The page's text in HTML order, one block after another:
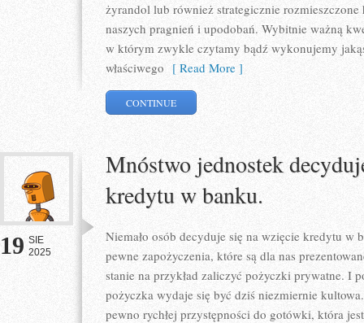
żyrandol lub również strategicznie
naszych pragnień i upodobań. Wybitnie ważną
w którym zwykle czytamy bądź wykonujemy
właściwego [ Read More ]
CONTINUE
19 SIE
2025
Mnóstwo jednostek
kredytu w banku.
Niemało osób decyduje się na wzięcie kredytu w
pewne zapożyczenia, które są dla nas
stanie na przykład zaliczyć pożyczki prywatne. I
pożyczka wydaje się być dziś niezmiernie
pewno rychłej przystępności do gotówki, która